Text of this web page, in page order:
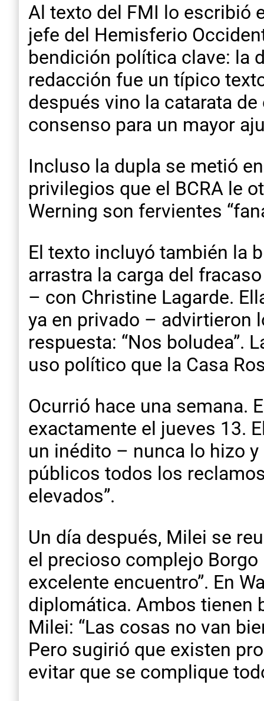
Al texto del FMI lo escribió
jefe del Hemisferio
bendición política clave: la
redacción fue un típico
después vino la catarata
consenso para un mayor
Incluso la dupla se metió
privilegios que el BCRA le
Werning son fervientes
El texto incluyó también la
arrastra la carga del
– con Christine Lagarde.
ya en privado – advirtieron
respuesta: “Nos boludea”.
uso político que la Casa
Ocurrió hace una semana.
exactamente el jueves 13.
un inédito – nunca lo hizo
públicos todos los
elevados”.
Un día después, Milei se
el precioso complejo
excelente encuentro”. En
diplomática. Ambos tienen
Milei: “Las cosas no van
Pero sugirió que existen
evitar que se complique